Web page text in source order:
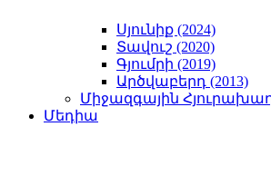
Սյունիք (2024)
Տավուշ (2020)
Գյումրի (2019)
Արծվաբերդ (2013)
Միջազգային
Մեդիա